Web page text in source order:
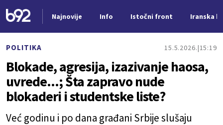
Najnovije Info Istočni front Iranska
POLITIKA 15.5.2026. 15:19
Blokade, agresija, izazivanje haosa,
uvrede...; Šta zapravo nude
blokaderi i studentske liste?
Već godinu i po dana građani Srbije slušaju